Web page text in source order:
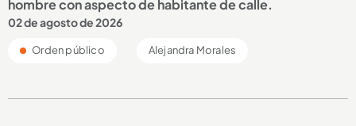
hombre con aspecto de habitante de calle.
02 de agosto de 2026
Orden público Alejandra Morales